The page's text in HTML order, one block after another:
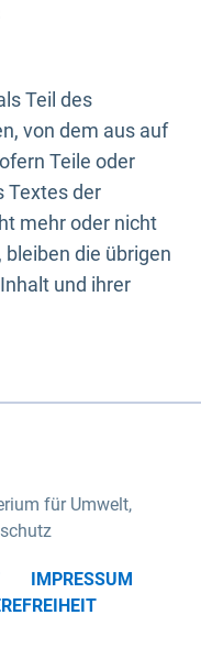
Teil des
von dem aus auf
Teile oder
Textes der
mehr oder nicht
die übrigen
und ihrer
für Umwelt,
IMPRESSUM